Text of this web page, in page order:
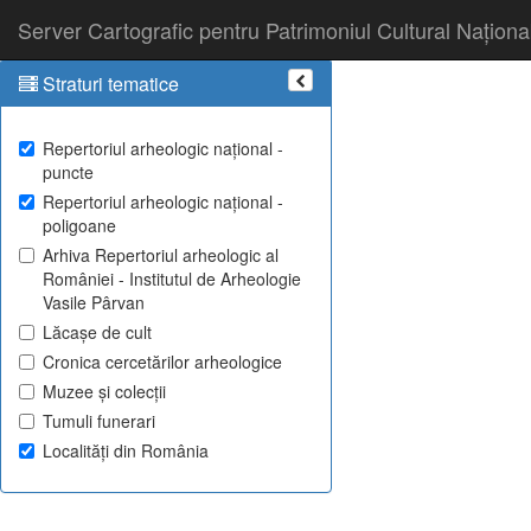
Server Cartografic pentru Patrimoniul Cultural
Straturi tematice
Repertoriul arheologic național -
puncte
Repertoriul arheologic național -
poligoane
Arhiva Repertoriul arheologic al
României - Institutul de Arheologie
Vasile Pârvan
Lăcașe de cult
Cronica cercetărilor arheologice
Muzee și colecții
Tumuli funerari
Localități din România